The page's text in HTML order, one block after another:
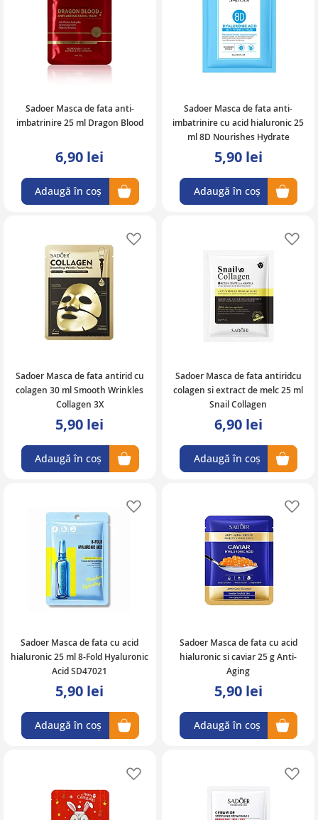
Sadoer Masca de fata anti-
imbatrinire 25 ml Dragon Blood
6,90 lei
Adaugă în coș
Sadoer Masca de fata anti-
imbatrinire cu acid hialuronic 25
ml 8D Nourishes Hydrate
5,90 lei
Adaugă în coș
Sadoer Masca de fata antirid cu
colagen 30 ml Smooth Wrinkles
Collagen 3X
5,90 lei
Adaugă în coș
Sadoer Masca de fata antiridcu
colagen si extract de melc 25 ml
Snail Collagen
6,90 lei
Adaugă în coș
Sadoer Masca de fata cu acid
hialuronic 25 ml 8-Fold Hyaluronic
Acid SD47021
5,90 lei
Adaugă în coș
Sadoer Masca de fata cu acid
hialuronic si caviar 25 g Anti-
Aging
5,90 lei
Adaugă în coș